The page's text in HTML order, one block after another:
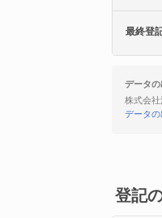
最終登
データ
株式会社
データ
登記